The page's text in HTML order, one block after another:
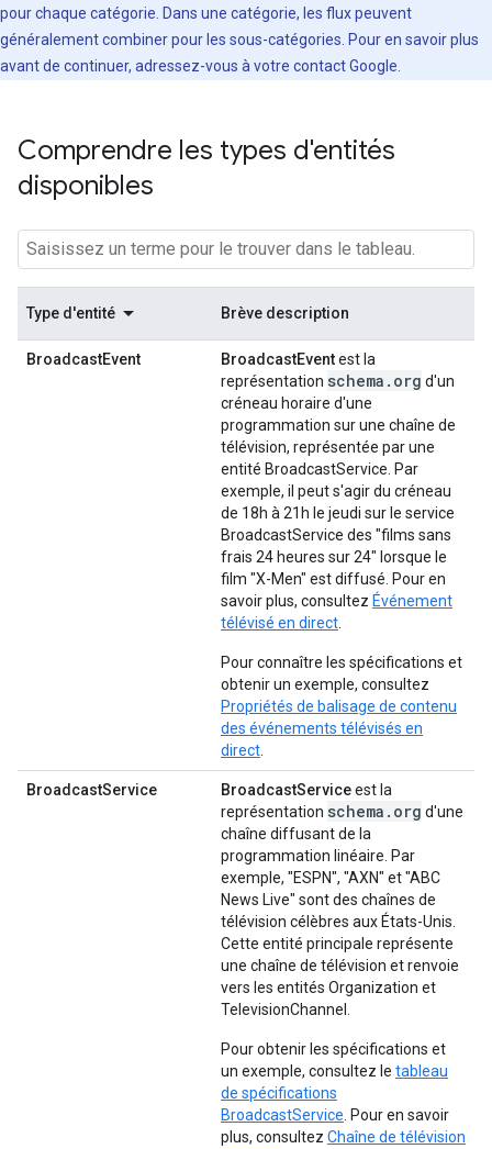
pour chaque catégorie. Dans une catégorie, les flux peuvent
généralement combiner pour les sous-catégories. Pour en savoir plus
avant de continuer, adressez-vous à votre contact Google.
Comprendre les types d'entités
disponibles
Type d'entité Brève description
BroadcastEvent BroadcastEventest la
représentation schema.org d'un
créneau horaire d'une
programmation sur une chaîne de
télévision, représentée par une
entité BroadcastService. Par
exemple, il peut s'agir du créneau
de 18h à 21h le jeudi sur le service
BroadcastService des "films sans
frais 24 heures sur 24" lorsque le
film "X-Men" est diffusé. Pour en
savoir plus, consultez Événement
télévisé en direct
Pour connaître les spécifications et
obtenir un exemple, consultez
Propriétés de balisage de contenu
des événements télévisés en
direct
BroadcastService BroadcastServiceest la
représentation schema.org d'une
chaîne diffusant de la
programmation linéaire. Par
exemple, "ESPN", "AXN" et "ABC
News Live" sont des chaînes de
télévision célèbres aux États-Unis.
Cette entité principale représente
une chaîne de télévision et renvoie
vers les entités Organization et
TelevisionChannel.
Pour obtenir les spécifications et
un exemple, consultez le tableau
de spécifications
BroadcastService . Pour en savoir
plus, consultez Chaîne de télévision